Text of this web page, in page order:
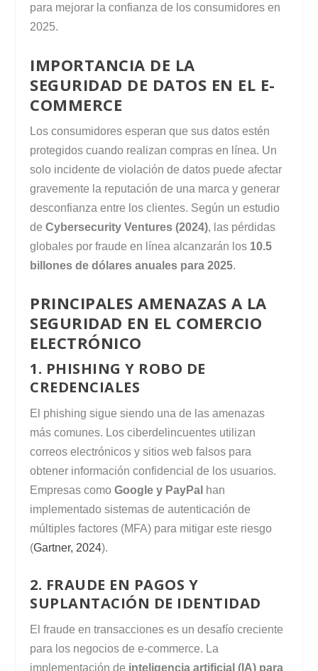
para mejorar la confianza de los consumidores en
2025.
IMPORTANCIA DE LA
SEGURIDAD DE DATOS EN EL E-
COMMERCE
Los consumidores esperan que sus datos estén
protegidos cuando realizan compras en línea. Un
solo incidente de violación de datos puede afectar
gravemente la reputación de una marca y generar
desconfianza entre los clientes. Según un estudio
deCybersecurity Ventures (2024), las pérdidas
globales por fraude en línea alcanzarán los 10.5
billones de dólares anuales para 2025.
PRINCIPALES AMENAZAS A LA
SEGURIDAD EN EL COMERCIO
ELECTRÓNICO
1. PHISHING Y ROBO DE
CREDENCIALES
El phishing sigue siendo una de las amenazas
más comunes. Los ciberdelincuentes utilizan
correos electrónicos y sitios web falsos para
obtener información confidencial de los usuarios.
Empresas comoGoogle y PayPal han
implementado sistemas de autenticación de
múltiples factores (MFA) para mitigar este riesgo
(Gartner, 2024).
2. FRAUDE EN PAGOS Y
SUPLANTACIÓN DE IDENTIDAD
El fraude en transacciones es un desafío creciente
para los negocios de e-commerce. La
implementación de inteligencia artificial (IA) para